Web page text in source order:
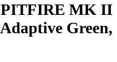
MK II
Green,